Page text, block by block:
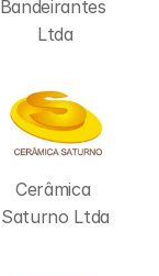
Bandeirantes
Ltda
Cerâmica
Saturno Ltda